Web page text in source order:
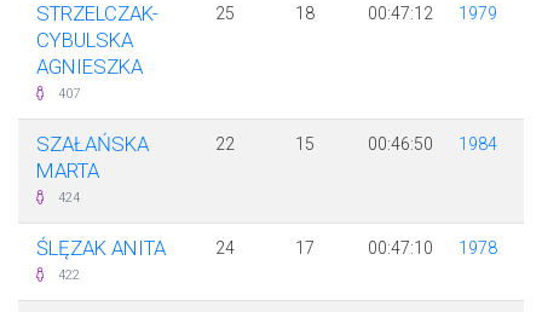
STRZELCZAK-
CYBULSKA
AGNIESZKA
407
25 18 00:47:12 1979
SZAŁAŃSKA
MARTA
424
22 15 00:46:50 1984
ŚLĘZAK ANITA
422
24 17 00:47:10 1978